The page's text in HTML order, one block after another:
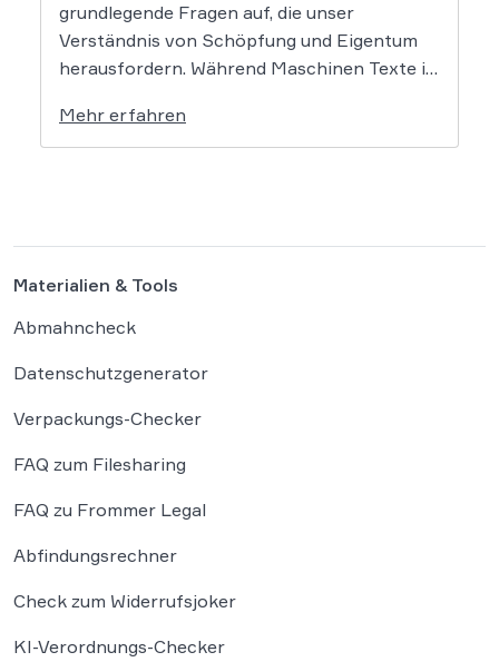
grundlegende Fragen auf, die unser
Verständnis von Schöpfung und Eigentum
herausfordern. Während Maschinen Texte in
Rechtswissenschaft um die Antwort, ob und
wie diese Werke geschützt sind: Ein Problem,
Mehr erfahren
Materialien & Tools
Abmahncheck
Datenschutzgenerator
Verpackungs-Checker
FAQ zum Filesharing
FAQ zu Frommer Legal
Abfindungsrechner
Check zum Widerrufsjoker
KI-Verordnungs-Checker